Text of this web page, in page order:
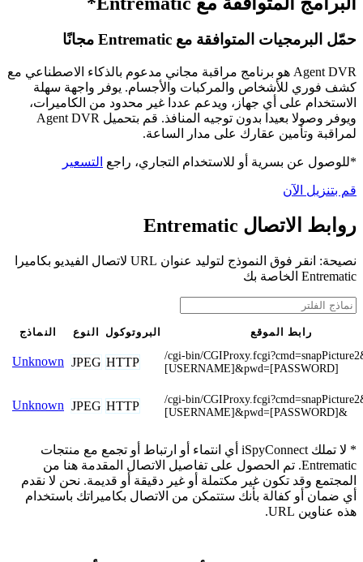
حمّل البرمجيات المتوافقة مع Entrematic مجانًا
Agent DVR هو برنامج مراقبة مجاني مدعوم بالذكاء الاصطناعي مع
كشف فوري للأشخاص والمركبات والأجسام. يوفر واجهة سهلة
الاستخدام على أي جهاز، ويدعم عددا غير محدود من الكاميرات،
ويوفر وصولا بعيدا بدون توجيه المنافذ. قم بتحميل Agent DVR
لمراقبة وتأمين عقارك على مدار الساعة.
*للوصول عن بسرية أو للاستخدام التجاري، راجع التسعير
قم بتنزيل الآن
روابط الاتصال Entrematic
نصيحة: انقر فوق النموذج لتوليد عنوان URL لاتصال الفيديو بكاميرا
Entrematic الخاصة بك
النماذج النوع البروتوكول رابط الموقع
Unknown JPEG HTTP
/cgi-bin/
[USERNAME]&pwd=[PASSWORD]
Unknown JPEG HTTP
/cgi-bin/
[USERNAME]&pwd=[PASSWORD]&
* لا تملك iSpyConnect أي انتماء أو ارتباط أو تجمع مع منتجات
Entrematic. تم الحصول على تفاصيل الاتصال المقدمة هنا من
المجتمع وقد تكون غير مكتملة أو غير دقيقة أو قديمة. نحن لا نقدم
أي ضمان أو كفالة بأنك ستتمكن من الاتصال بكاميراتك باستخدام
هذه عناوين URL.